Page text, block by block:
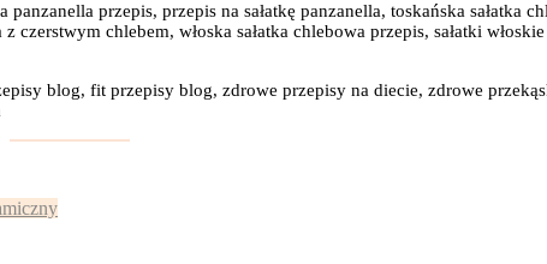
przepis, przepis na sałatkę panzanella, toskańska sałatka
czerstwym chlebem, włoska sałatka chlebowa przepis, sałatki
blog, fit przepisy blog, zdrowe przepisy na diecie, zdrowe